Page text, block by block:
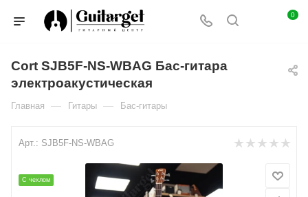
0
Cort SJB5F-NS-WBAG Бас-гитара
электроакустическая
Главная — Гитары — Бас-гитары
Арт.: SJB5F-NS-WBAG
С чехлом